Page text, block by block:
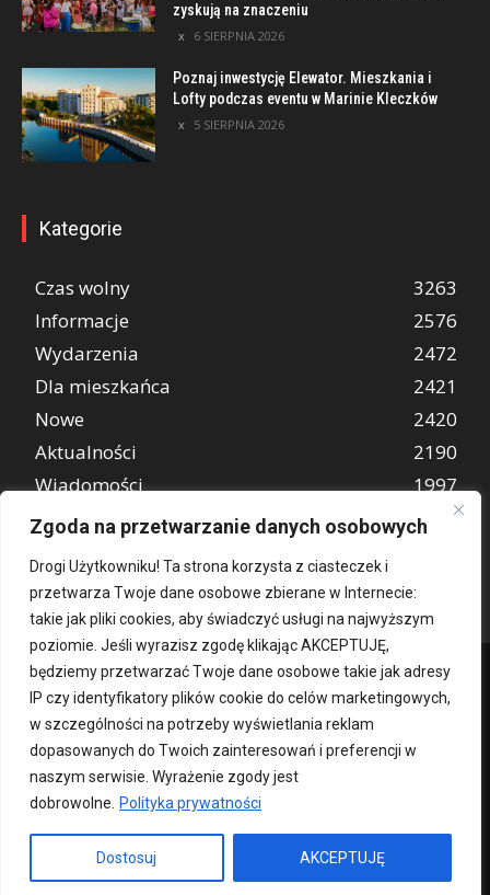
Zgoda na przetwarzanie danych osobowych
Drogi Użytkowniku! Ta strona korzysta z ciasteczek i
przetwarza Twoje dane osobowe zbierane w Internecie:
takie jak pliki cookies, aby świadczyć usługi na najwyższym
poziomie. Jeśli wyrazisz zgodę klikając AKCEPTUJĘ,
będziemy przetwarzać Twoje dane osobowe takie jak adresy
IP czy identyfikatory plików cookie do celów marketingowych,
w szczególności na potrzeby wyświetlania reklam
dopasowanych do Twoich zainteresowań i preferencji w
naszym serwisie. Wyrażenie zgody jest
dobrowolne.
Polityka prywatności
Dostosuj AKCEPTUJĘ
zyskują na znaczeniu
6 SIERPNIA 2026
Poznaj inwestycję Elewator. Mieszkania i
Lofty podczas eventu w Marinie Kleczków
5 SIERPNIA 2026
Kategorie
Czas wolny
3263
Informacje
2576
Wydarzenia
2472
Dla mieszkańca
2421
Nowe
2420
Aktualności
2190
Wiadomości
1997
REKLAMA
849
Kontakt O nas Patronat medialny